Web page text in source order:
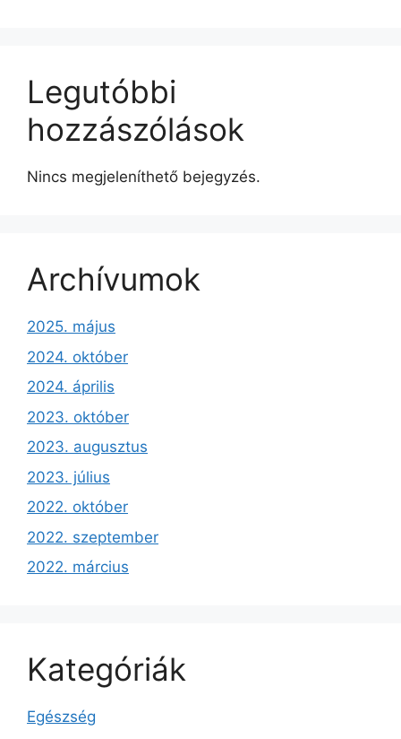
Legutóbbi
hozzászólások
Nincs megjeleníthető bejegyzés.
Archívumok
2025. május
2024. október
2024. április
2023. október
2023. augusztus
2023. július
2022. október
2022. szeptember
2022. március
Kategóriák
Egészség